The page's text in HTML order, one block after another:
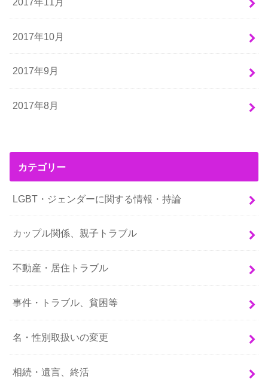
2017年10月
2017年9月
2017年8月
カテゴリー
LGBT・ジェンダーに関する情報・持論
カップル関係、親子トラブル
不動産・居住トラブル
事件・トラブル、貧困等
名・性別取扱いの変更
相続・遺言、終活